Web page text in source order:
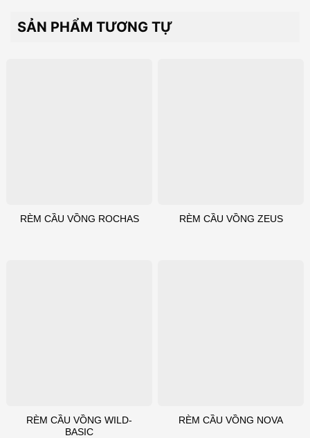
SẢN PHẨM TƯƠNG TỰ
RÈM CẦU VỒNG ROCHAS RÈM CẦU VỒNG ZEUS
RÈM CẦU VỒNG WILD-
BASIC
RÈM CẦU VỒNG NOVA